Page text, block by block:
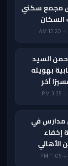
مجمع سكني
السكان
السيد
بهويته
آخر
مدارس في
إخفاء
الأهالي